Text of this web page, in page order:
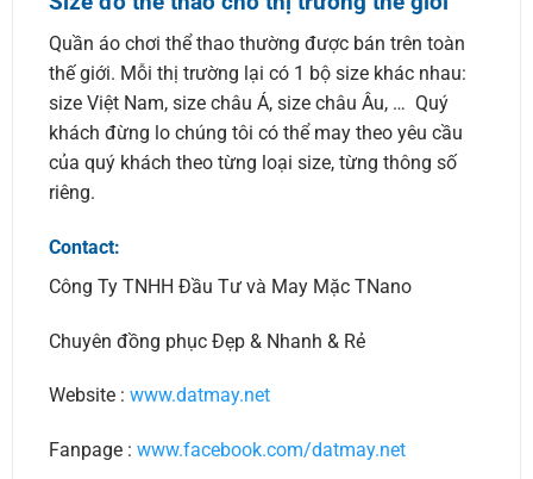
Quần áo chơi thể thao thường được bán trên toàn
thế giới. Mỗi thị trường lại có 1 bộ size khác nhau:
size Việt Nam, size châu Á, size châu Âu, … Quý
khách đừng lo chúng tôi có thể may theo yêu cầu
của quý khách theo từng loại size, từng thông số
riêng.
Contact:
Công Ty TNHH Đầu Tư và May Mặc TNano
Chuyên đồng phục Đẹp & Nhanh & Rẻ
Website : www.datmay.net
Fanpage : www.facebook.com/datmay.net